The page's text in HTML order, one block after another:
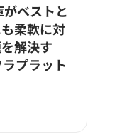
がベストと
柔軟に対
解決す
プラット